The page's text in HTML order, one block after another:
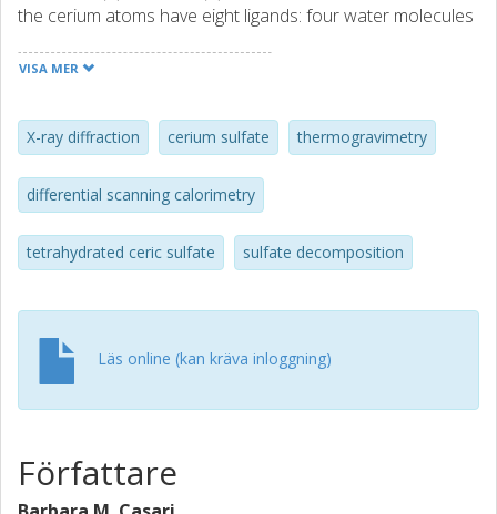
the cerium atoms have eight ligands: four water molecules
differs in (I) and (II), resulting in geometrical isomerism.
network. The dehydration of Ce(SO4)2·4H2O is a two step
(I) and one step (II) process, respectively, forming
Ce(SO4)2 in both cases. During the decomposition of the
anhydrous form, Ce(SO4)2, into the final product CeO2,
intermediate xCeO2·yCe(SO4)2 species are formed.
VISA MER
X-ray diffraction cerium sulfate thermogravimetry
differential scanning calorimetry
tetrahydrated ceric sulfate sulfate decomposition
Läs online (kan kräva inloggning)
Författare